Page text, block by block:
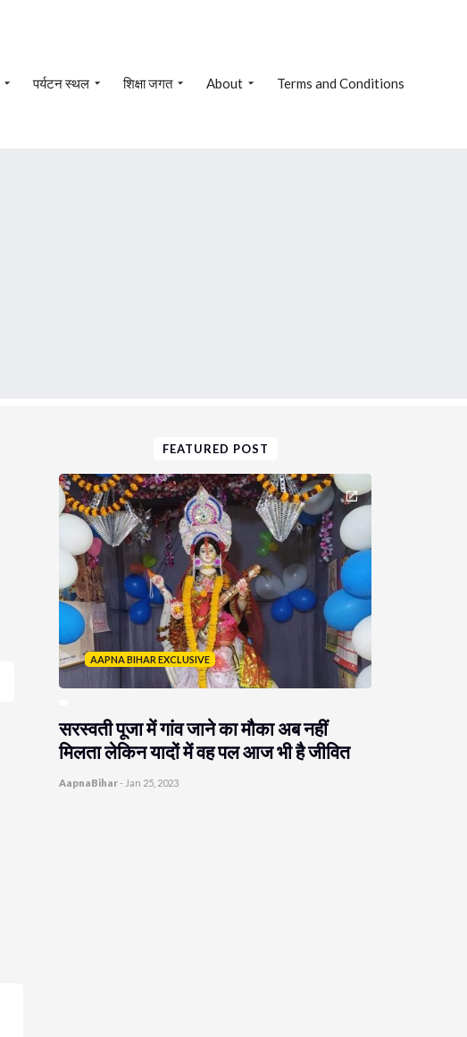
पर्यटन स्थल शिक्षा जगत About Terms and Conditions
FEATURED POST
AAPNA BIHAR EXCLUSIVE
सरस्वती पूजा में गांव जाने का मौका अब नहीं
मिलता लेकिन यादों में वह पल आज भी है जीवित
AapnaBihar- Jan 25, 2023